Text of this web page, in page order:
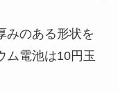
みのある形状を
ム電池は10円玉